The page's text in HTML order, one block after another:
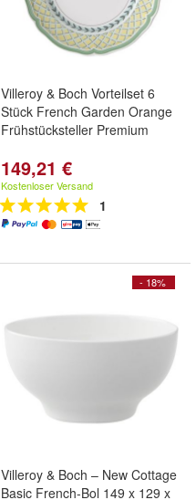
Villeroy & Boch Vorteilset 6
Stück French Garden Orange
Frühstücksteller Premium
149,21 €
Kostenloser Versand
1
- 18%
Villeroy & Boch – New Cottage
Basic French-Bol 149 x 129 x